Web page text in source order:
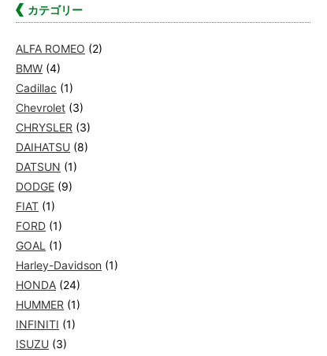
カテゴリー
ALFA ROMEO (2)
BMW (4)
Cadillac (1)
Chevrolet (3)
CHRYSLER (3)
DAIHATSU (8)
DATSUN (1)
DODGE (9)
FIAT (1)
FORD (1)
GOAL (1)
Harley-Davidson (1)
HONDA (24)
HUMMER (1)
INFINITI (1)
ISUZU (3)